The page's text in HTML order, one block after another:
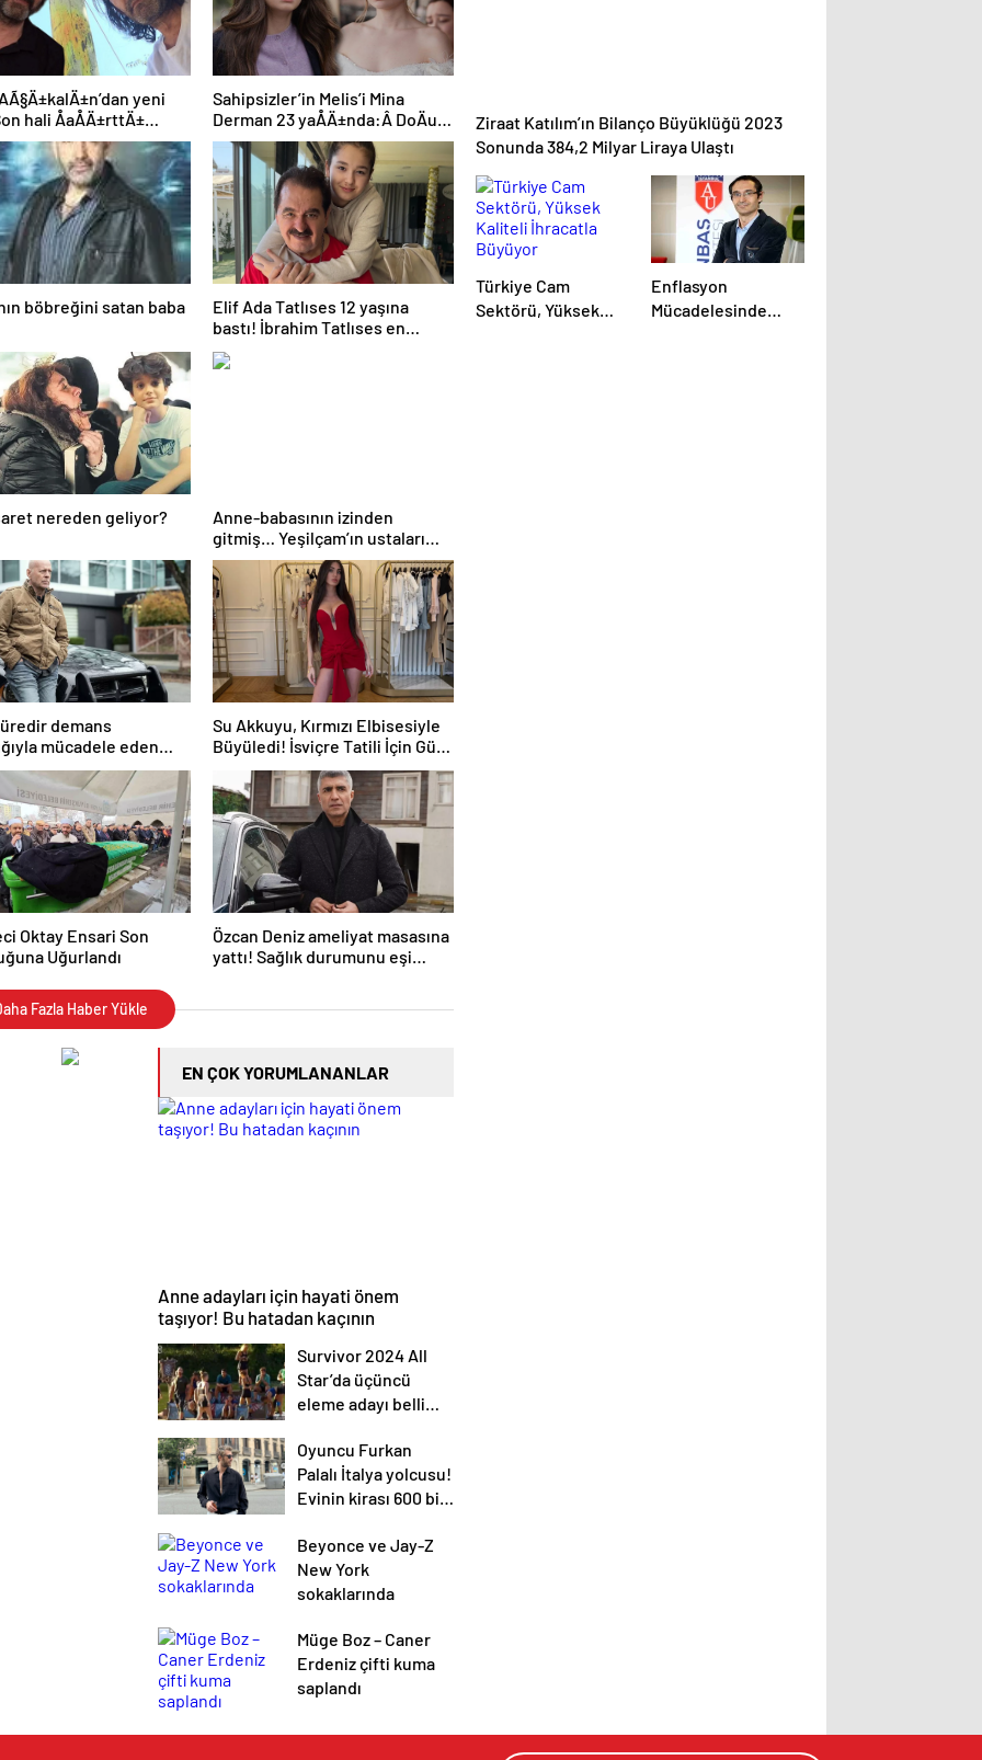
yeni
hali ÅaÅÄ±rttÄ±
deÄiÅimi)
Sahipsizler’in Melis’i Mina
Derman 23 yaÅÄ±nda:Â DoÄum
gÃ¼nÃ¼n kutlu
olsunÂ kÄ±zÄ±m
böbreğini satan baba
Elif Ada Tatlıses 12 yaşına
bastı! İbrahim Tatlıses en
küçük kızının doğum gününü
böyle kutladı! “İyi ki doğdun
nereden geliyor?
Anne-babasının izinden
gitmiş… Yeşilçam’ın ustaları
Münir Özkul ve Suna Selen’in
kendileri gibi oyuncu bir kızı
olduğunu biliyor
muydunuz? Duyunca şoke
olacaksınız…
demans
mücadele eden
son hali ortaya
Su Akkuyu, Kırmızı Elbisesiyle
Büyüledi! İsviçre Tatili İçin Gün
Sayıyor
Oktay Ensari Son
Uğurlandı
Özcan Deniz ameliyat masasına
yattı! Sağlık durumunu eşi
Fazla Haber Yükle
EN ÇOK YORUMLANANLAR
Anne adayları için hayati önem
taşıyor! Bu hatadan kaçının
Survivor 2024 All
Star’da üçüncü
eleme adayı belli
Oyuncu Furkan
Palalı İtalya yolcusu!
Evinin kirası 600 bin
Beyonce ve Jay-Z
New York
sokaklarında
Müge Boz – Caner
Erdeniz çifti kuma
saplandı
Ziraat Katılım’ın Bilanço Büyüklüğü 2023
Sonunda 384,2 Milyar Liraya Ulaştı
Türkiye Cam
Sektörü, Yüksek
Enflasyon
Mücadelesinde